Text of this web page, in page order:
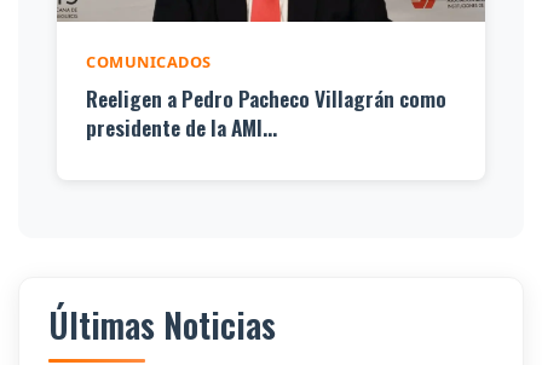
COMUNICADOS
Reeligen a Pedro Pacheco Villagrán como
presidente de la AMI...
Últimas Noticias